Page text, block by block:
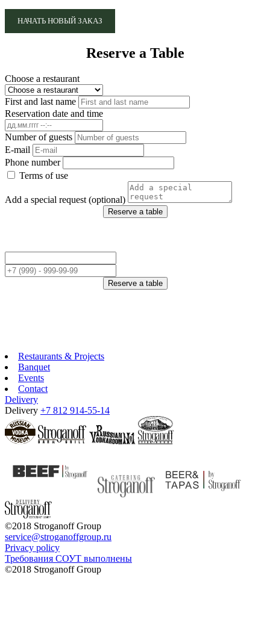
НАЧАТЬ НОВЫЙ ЗАКАЗ
Reserve a Table
Choose a restaurant
First and last name
Reservation date and time
Number of guests
E-mail
Phone number
Terms of use
Add a special request (optional)
Reserve a table
Reserve a table
Restaurants & Projects
Banquet
Events
Contact
Delivery
Delivery +7 812 914-55-14
©2018 Stroganoff Group
service@stroganoffgroup.ru
Privacy policy
Требования СОУТ выполнены
©2018 Stroganoff Group